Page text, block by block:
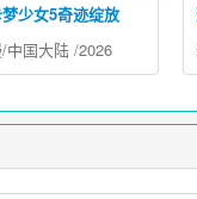
少女5奇迹绽放
/中国大陆 /2026